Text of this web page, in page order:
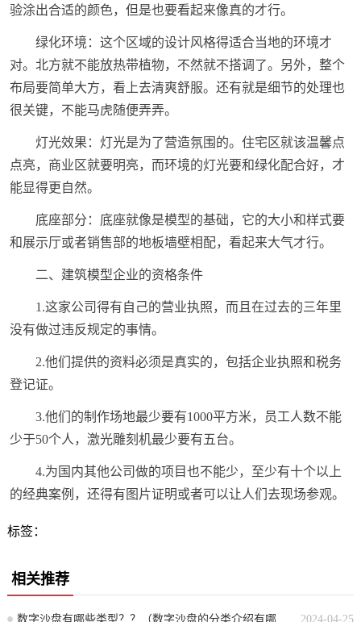
验涂出合适的颜色，但是也要看起来像真的才行。
绿化环境：这个区域的设计风格得适合当地的环境才
对。北方就不能放热带植物，不然就不搭调了。另外，整个
布局要简单大方，看上去清爽舒服。还有就是细节的处理也
很关键，不能马虎随便弄弄。
灯光效果：灯光是为了营造氛围的。住宅区就该温馨点
点亮，商业区就要明亮，而环境的灯光要和绿化配合好，才
能显得更自然。
底座部分：底座就像是模型的基础，它的大小和样式要
和展示厅或者销售部的地板墙壁相配，看起来大气才行。
二、建筑模型企业的资格条件
1.这家公司得有自己的营业执照，而且在过去的三年里
没有做过违反规定的事情。
2.他们提供的资料必须是真实的，包括企业执照和税务
登记证。
3.他们的制作场地最少要有1000平方米，员工人数不能
少于50个人，激光雕刻机最少要有五台。
4.为国内其他公司做的项目也不能少，至少有十个以上
的经典案例，还得有图片证明或者可以让人们去现场参观。
标签：
相关推荐
2024-04-25
数字沙盘有哪些类型？？（数字沙盘的分类介绍有哪些？）